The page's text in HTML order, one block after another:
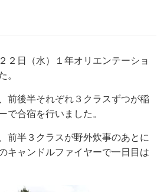
２日（水）１年オリエンテーショ
。
前後半それぞれ３クラスずつが稲
で合宿を行いました。
前半３クラスが野外炊事のあとに
キャンドルファイヤーで一日目は